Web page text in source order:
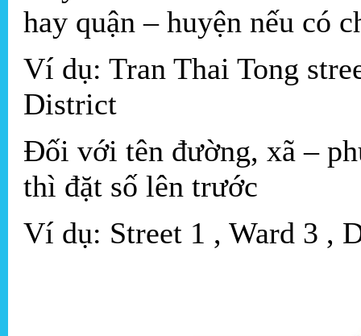
hay quận – huyện nếu có
Ví dụ: Tran Thai Tong
District
Đối với tên đường, xã –
thì đặt số lên trước
Ví dụ: Street 1 , Ward 3 ,